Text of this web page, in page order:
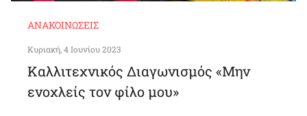
ΑΝΑΚΟΙΝΏΣΕΙΣ
Κυριακή, 4 Ιουνίου 2023
Καλλιτεχνικός Διαγωνισμός «Μην
ενοχλείς τον φίλο μου»